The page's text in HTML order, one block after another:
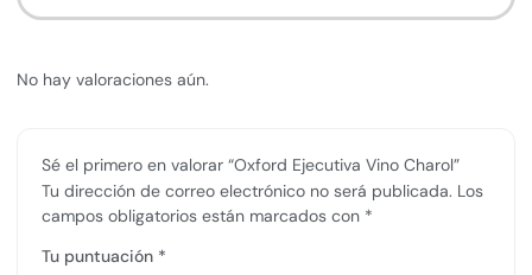
No hay valoraciones aún.
Sé el primero en valorar “Oxford Ejecutiva Vino Charol”
Tu dirección de correo electrónico no será publicada. Los
campos obligatorios están marcados con *
Tu puntuación *